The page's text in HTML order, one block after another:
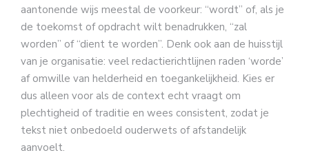
aantonende wijs meestal de voorkeur: “wordt” of, als je
de toekomst of opdracht wilt benadrukken, “zal
worden” of “dient te worden”. Denk ook aan de huisstijl
van je organisatie: veel redactierichtlijnen raden ‘worde’
af omwille van helderheid en toegankelijkheid. Kies er
dus alleen voor als de context echt vraagt om
plechtigheid of traditie en wees consistent, zodat je
tekst niet onbedoeld ouderwets of afstandelijk
aanvoelt.